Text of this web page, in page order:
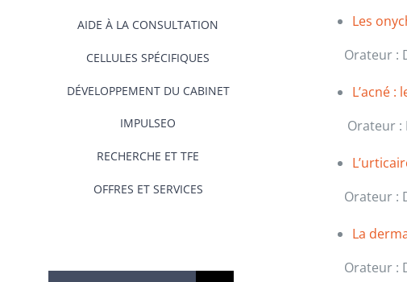
AIDE À LA CONSULTATION
CELLULES SPÉCIFIQUES
DÉVELOPPEMENT DU CABINET
IMPULSEO
RECHERCHE ET TFE
OFFRES ET SERVICES
Les
Orateur :
L’acné
Orateur :
Orateur :
La
Orateur :